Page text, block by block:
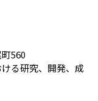
560
る研究、開発、成